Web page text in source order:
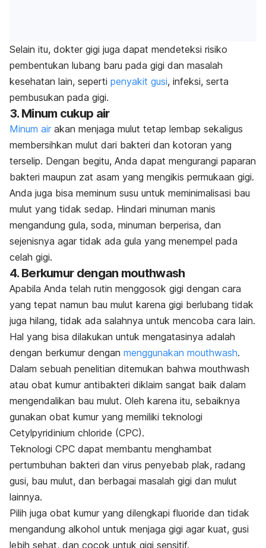
Selain itu, dokter gigi juga dapat mendeteksi risiko
pembentukan lubang baru pada gigi dan masalah
kesehatan lain, seperti penyakit gusi, infeksi, serta
pembusukan pada gigi.
3. Minum cukup air
Minum air akan menjaga mulut tetap lembap sekaligus
membersihkan mulut dari bakteri dan kotoran yang
terselip. Dengan begitu, Anda dapat mengurangi paparan
bakteri maupun zat asam yang mengikis permukaan gigi.
Anda juga bisa meminum susu untuk meminimalisasi bau
mulut yang tidak sedap. Hindari minuman manis
mengandung gula, soda, minuman berperisa, dan
sejenisnya agar tidak ada gula yang menempel pada
celah gigi.
4. Berkumur dengan mouthwash
Apabila Anda telah rutin menggosok gigi dengan cara
yang tepat namun bau mulut karena gigi berlubang tidak
juga hilang, tidak ada salahnya untuk mencoba cara lain.
Hal yang bisa dilakukan untuk mengatasinya adalah
dengan berkumur dengan menggunakan mouthwash.
Dalam sebuah penelitian ditemukan bahwa mouthwash
atau obat kumur antibakteri diklaim sangat baik dalam
mengendalikan bau mulut. Oleh karena itu, sebaiknya
gunakan obat kumur yang memiliki teknologi
Cetylpyridinium chloride (CPC).
Teknologi CPC dapat membantu menghambat
pertumbuhan bakteri dan virus penyebab plak, radang
gusi, bau mulut, dan berbagai masalah gigi dan mulut
lainnya.
Pilih juga obat kumur yang dilengkapi fluoride dan tidak
mengandung alkohol untuk menjaga gigi agar kuat, gusi
lebih sehat, dan cocok untuk gigi sensitif.